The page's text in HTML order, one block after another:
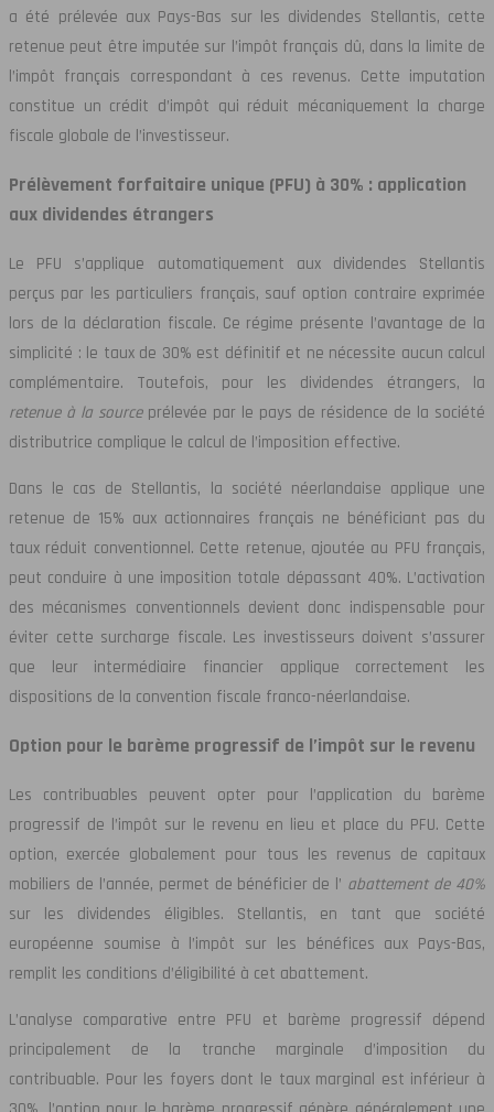
a été prélevée aux Pays-Bas sur les dividendes Stellantis, cette
retenue peut être imputée sur l’impôt français dû, dans la limite de
l’impôt français correspondant à ces revenus. Cette imputation
constitue un crédit d’impôt qui réduit mécaniquement la charge
fiscale globale de l’investisseur.
Prélèvement forfaitaire unique (PFU) à 30% : application
aux dividendes étrangers
Le PFU s’applique automatiquement aux dividendes Stellantis
perçus par les particuliers français, sauf option contraire exprimée
lors de la déclaration fiscale. Ce régime présente l’avantage de la
simplicité : le taux de 30% est définitif et ne nécessite aucun calcul
complémentaire. Toutefois, pour les dividendes étrangers, la
retenue à la source prélevée par le pays de résidence de la société
distributrice complique le calcul de l’imposition effective.
Dans le cas de Stellantis, la société néerlandaise applique une
retenue de 15% aux actionnaires français ne bénéficiant pas du
taux réduit conventionnel. Cette retenue, ajoutée au PFU français,
peut conduire à une imposition totale dépassant 40%. L’activation
des mécanismes conventionnels devient donc indispensable pour
éviter cette surcharge fiscale. Les investisseurs doivent s’assurer
que leur intermédiaire financier applique correctement les
dispositions de la convention fiscale franco-néerlandaise.
Option pour le barème progressif de l’impôt sur le revenu
Les contribuables peuvent opter pour l’application du barème
progressif de l’impôt sur le revenu en lieu et place du PFU. Cette
option, exercée globalement pour tous les revenus de capitaux
mobiliers de l’année, permet de bénéficier de l’ abattement de 40%
sur les dividendes éligibles. Stellantis, en tant que société
européenne soumise à l’impôt sur les bénéfices aux Pays-Bas,
remplit les conditions d’éligibilité à cet abattement.
L’analyse comparative entre PFU et barème progressif dépend
principalement de la tranche marginale d’imposition du
contribuable. Pour les foyers dont le taux marginal est inférieur à